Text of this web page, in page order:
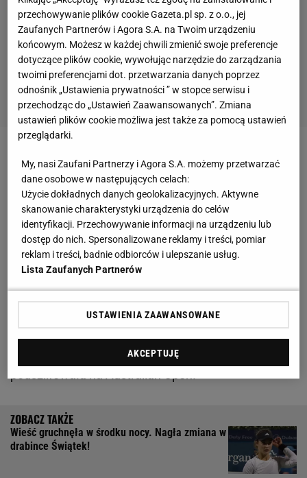
Zobacz wideo Dlaczego Iga Świątek nie mogła grać?
"W tenisie są równi i równiejsi"
Co za start Rybakiny! Nie minęła godzina, a już było
po sprawie
W półfinale Rybakina stoczyła niezwykle
pasjonujący i zacięty bój z Igą Świątek (2. WTA).
Ostatecznie nasza zawodniczka pokonała ją 7:6(5),
6:4. Kazaszka zaprezentowała jednak bardzo
solidną formę, którą jeszcze nieco bardziej
podszlifowała na Australian Open!
Wieść gruchnęła w środku nocy. Nagła zmiana w
drabince Świątek!
przechowywanie plików cookie Gazeta.pl sp. z o.o., jej
Zaufanych Partnerów i Agora S.A. na Twoim urządzeniu
końcowym. Możesz w każdej chwili zmienić swoje preferencje
dotyczące plików cookie, wywołując narzędzie do zarządzania
twoimi preferencjami dot. przetwarzania danych poprzez
odnośnik „Ustawienia prywatności ” w stopce serwisu i
przechodząc do „Ustawień Zaawansowanych”. Zmiana
ustawień plików cookie możliwa jest także za pomocą ustawień
przeglądarki.
My, nasi Zaufani Partnerzy i Agora S.A. możemy przetwarzać
dane osobowe w następujących celach:
Użycie dokładnych danych geolokalizacyjnych. Aktywne
skanowanie charakterystyki urządzenia do celów
identyfikacji. Przechowywanie informacji na urządzeniu lub
dostęp do nich. Spersonalizowane reklamy i treści, pomiar
reklam i treści, badnie odbiorców i ulepszanie usług.
Lista Zaufanych Partnerów
USTAWIENIA ZAAWANSOWANE
AKCEPTUJĘ